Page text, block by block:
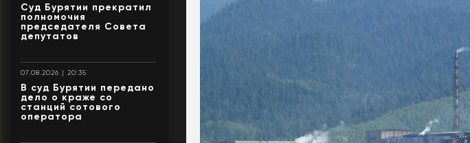
Суд Бурятии прекратил
полномочия
председателя Совета
депутатов
07.08.2026 | 20:35
В суд Бурятии передано
дело о краже со
станций сотового
оператора